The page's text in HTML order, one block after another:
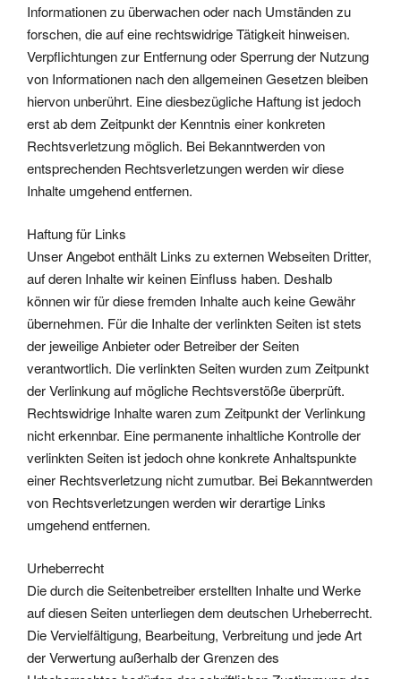
Informationen zu überwachen oder nach Umständen zu
forschen, die auf eine rechtswidrige Tätigkeit hinweisen.
Verpflichtungen zur Entfernung oder Sperrung der Nutzung
von Informationen nach den allgemeinen Gesetzen bleiben
hiervon unberührt. Eine diesbezügliche Haftung ist jedoch
erst ab dem Zeitpunkt der Kenntnis einer konkreten
Rechtsverletzung möglich. Bei Bekanntwerden von
entsprechenden Rechtsverletzungen werden wir diese
Inhalte umgehend entfernen.
Haftung für Links
Unser Angebot enthält Links zu externen Webseiten Dritter,
auf deren Inhalte wir keinen Einfluss haben. Deshalb
können wir für diese fremden Inhalte auch keine Gewähr
übernehmen. Für die Inhalte der verlinkten Seiten ist stets
der jeweilige Anbieter oder Betreiber der Seiten
verantwortlich. Die verlinkten Seiten wurden zum Zeitpunkt
der Verlinkung auf mögliche Rechtsverstöße überprüft.
Rechtswidrige Inhalte waren zum Zeitpunkt der Verlinkung
nicht erkennbar. Eine permanente inhaltliche Kontrolle der
verlinkten Seiten ist jedoch ohne konkrete Anhaltspunkte
einer Rechtsverletzung nicht zumutbar. Bei Bekanntwerden
von Rechtsverletzungen werden wir derartige Links
umgehend entfernen.
Urheberrecht
Die durch die Seitenbetreiber erstellten Inhalte und Werke
auf diesen Seiten unterliegen dem deutschen Urheberrecht.
Die Vervielfältigung, Bearbeitung, Verbreitung und jede Art
der Verwertung außerhalb der Grenzen des